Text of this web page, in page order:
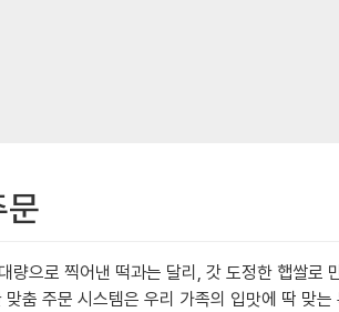
으로 찍어낸 떡과는 달리, 갓 도정한 햅쌀로
춤 주문 시스템은 우리 가족의 입맛에 딱 맞